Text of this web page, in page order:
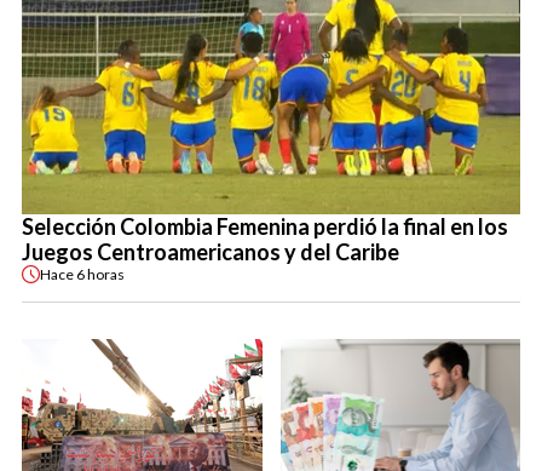
Selección Colombia Femenina perdió la final en los
Juegos Centroamericanos y del Caribe
Hace 6 horas